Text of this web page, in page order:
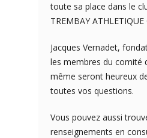
toute sa place dans le
TREMBAY ATHLETIQUE
Jacques Vernadet,
les membres du comité
même seront heureux
toutes vos questions.
Vous pouvez aussi
renseignements en